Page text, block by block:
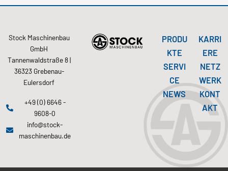
Stock Maschinenbau
GmbH
Tannenwaldstraße 8 |
36323 Grebenau-
Eulersdorf
+49 (0) 6646 -
9608-0
info@stock-
maschinenbau.de
PRODU
KTE
SERVI
CE
NEWS
KARRI
ERE
NETZ
WERK
KONT
AKT